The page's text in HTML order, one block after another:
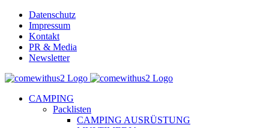
Skip
content
Datenschutz
Impressum
Kontakt
PR & Media
Newsletter
YouTube
Facebook
Twitter
Instagram
Pinterest
Email
CAMPING
Packlisten
CAMPING AUSRÜSTUNG